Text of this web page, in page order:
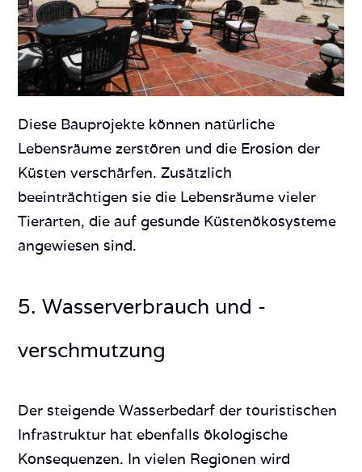
Diese Bauprojekte können natürliche
Lebensräume zerstören und die Erosion der
Küsten verschärfen. Zusätzlich
beeinträchtigen sie die Lebensräume vieler
Tierarten, die auf gesunde Küstenökosysteme
angewiesen sind.
5. Wasserverbrauch und -
verschmutzung
Der steigende Wasserbedarf der touristischen
Infrastruktur hat ebenfalls ökologische
Konsequenzen. In vielen Regionen wird